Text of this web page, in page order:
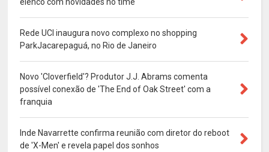
Rede UCI inaugura novo complexo no shopping
ParkJacarepaguá, no Rio de Janeiro
Novo 'Cloverfield'? Produtor J.J. Abrams comenta
possível conexão de 'The End of Oak Street' com a
franquia
Inde Navarrette confirma reunião com diretor do reboot
de 'X-Men' e revela papel dos sonhos